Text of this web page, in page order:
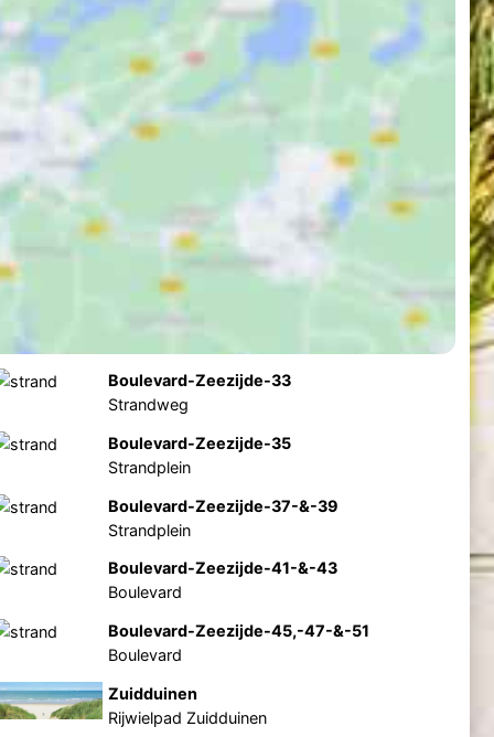
Boulevard-Zeezijde-33
Strandweg
Boulevard-Zeezijde-35
Strandplein
Boulevard-Zeezijde-37-&-39
Strandplein
Boulevard-Zeezijde-41-&-43
Boulevard
Boulevard-Zeezijde-45,-47-&-51
Boulevard
Zuidduinen
Rijwielpad Zuidduinen